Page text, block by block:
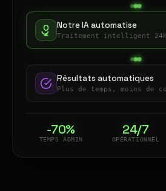
Notre IA automatise
Traitement intelligent
Résultats automatiques
Plus de temps, moins de
-70%
TEMPS ADMIN
24/7
OPÉRATIONNEL